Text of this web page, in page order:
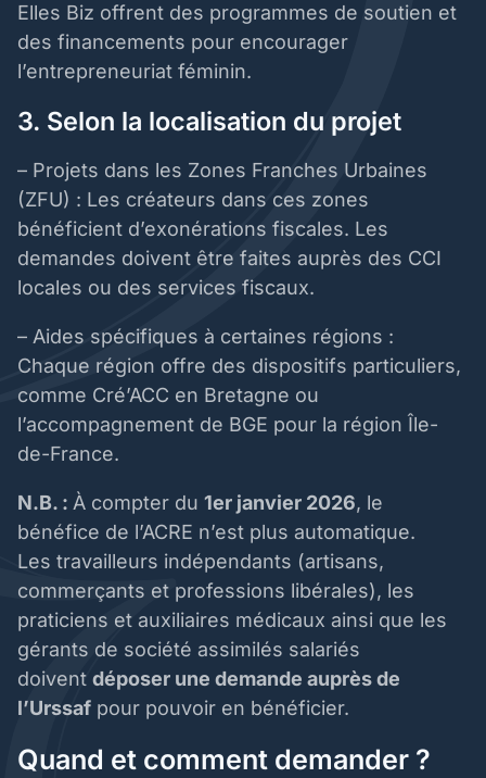
Elles Biz offrent des programmes de soutien et
des financements pour encourager
l’entrepreneuriat féminin.
3. Selon la localisation du projet
– Projets dans les Zones Franches Urbaines
(ZFU) : Les créateurs dans ces zones
bénéficient d’exonérations fiscales. Les
demandes doivent être faites auprès des CCI
locales ou des services fiscaux.
– Aides spécifiques à certaines régions :
Chaque région offre des dispositifs particuliers,
comme Cré’ACC en Bretagne ou
l’accompagnement de BGE pour la région Île-
de-France.
N.B. : À compter du 1er janvier 2026, le
bénéfice de l’ACRE n’est plus automatique.
Les travailleurs indépendants (artisans,
commerçants et professions libérales), les
praticiens et auxiliaires médicaux ainsi que les
gérants de société assimilés salariés
doivent déposer une demande auprès de
l’Urssaf pour pouvoir en bénéficier.
Quand et comment demander ?